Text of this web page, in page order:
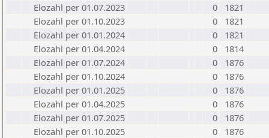
Elozahl per 01.07.2023
0
1821
Elozahl per 01.10.2023
0
1821
Elozahl per 01.01.2024
0
1821
Elozahl per 01.04.2024
0
1814
Elozahl per 01.07.2024
0
1876
Elozahl per 01.10.2024
0
1876
Elozahl per 01.01.2025
0
1876
Elozahl per 01.04.2025
0
1876
Elozahl per 01.07.2025
0
1876
Elozahl per 01.10.2025
0
1876